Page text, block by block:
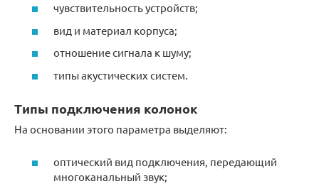
чувствительность устройств;
вид и материал корпуса;
отношение сигнала к шуму;
типы акустических систем.
Типы подключения колонок
На основании этого параметра выделяют:
оптический вид подключения, передающий
многоканальный звук;